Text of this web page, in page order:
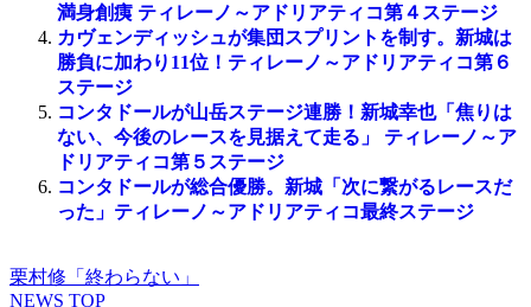
満身創痍 ティレーノ～アドリアティコ第４ステージ
カヴェンディッシュが集団スプリントを制す。新城は
勝負に加わり11位！ティレーノ～アドリアティコ第６
ステージ
コンタドールが山岳ステージ連勝！新城幸也「焦りは
ない、今後のレースを見据えて走る」 ティレーノ～ア
ドリアティコ第５ステージ
コンタドールが総合優勝。新城「次に繋がるレースだ
った」ティレーノ～アドリアティコ最終ステージ
栗村修「終わらない」
NEWS TOP